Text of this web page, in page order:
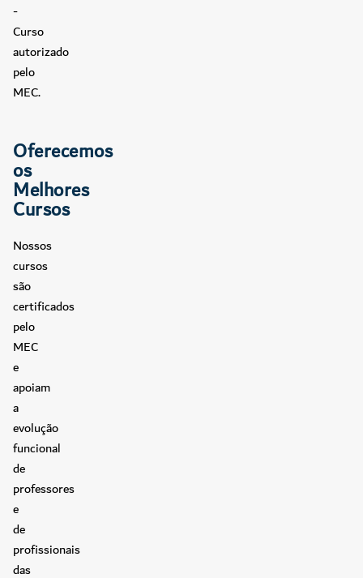
-
Curso
autorizado
pelo
MEC.
Oferecemos
os
Melhores
Cursos
Nossos
cursos
são
certificados
pelo
MEC
e
apoiam
a
evolução
funcional
de
professores
e
de
profissionais
das